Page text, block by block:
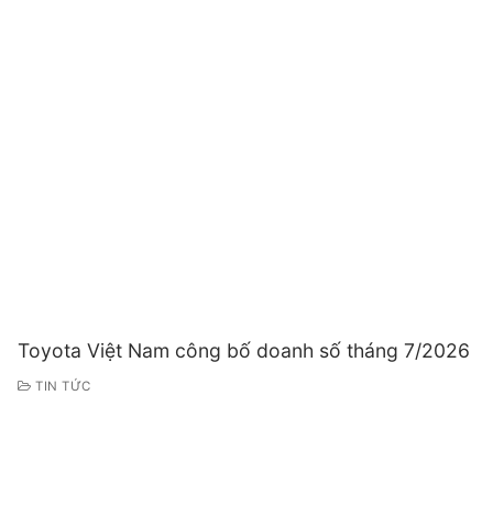
Toyota Việt Nam công bố doanh số tháng 7/2026
TIN TỨC